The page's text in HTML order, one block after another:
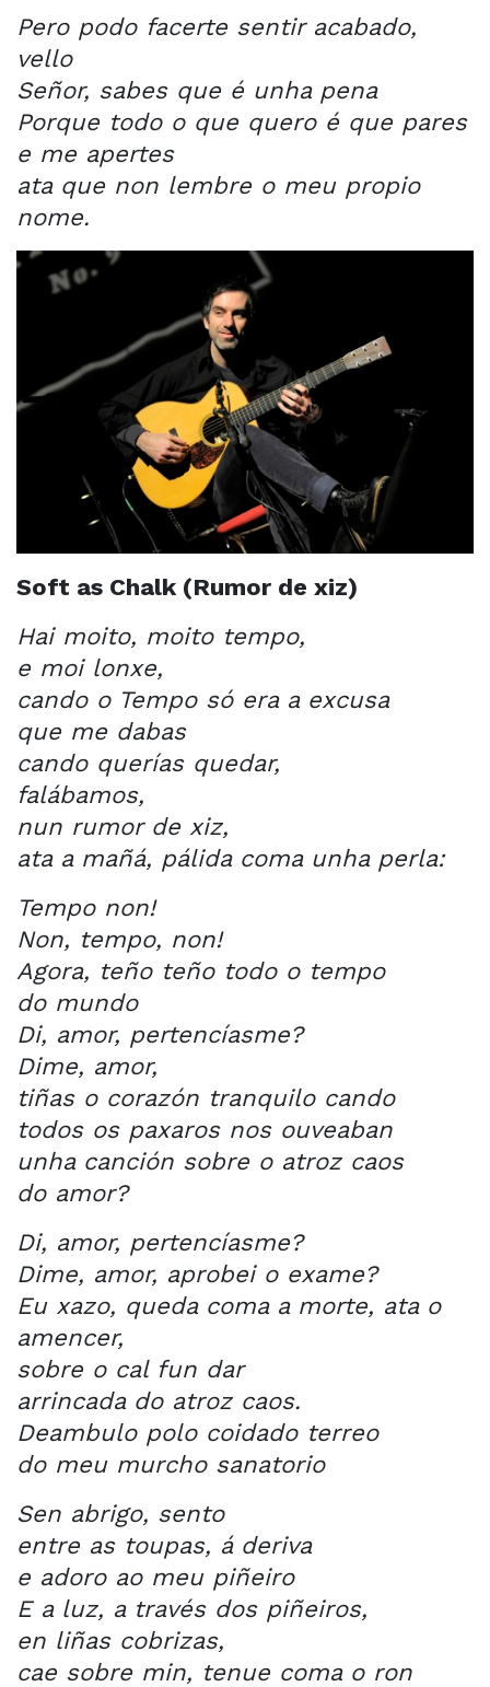
Pero podo facerte sentir acabado,
vello
Señor, sabes que é unha pena
Porque todo o que quero é que pares
e me apertes
ata que non lembre o meu propio
nome.
Soft as Chalk (Rumor de xiz)
Hai moito, moito tempo,
e moi lonxe,
cando o Tempo só era a excusa
que me dabas
cando querías quedar,
falábamos,
nun rumor de xiz,
ata a mañá, pálida coma unha perla:
Tempo non!
Non, tempo, non!
Agora, teño teño todo o tempo
do mundo
Di, amor, pertencíasme?
Dime, amor,
tiñas o corazón tranquilo cando
todos os paxaros nos ouveaban
unha canción sobre o atroz caos
do amor?
Di, amor, pertencíasme?
Dime, amor, aprobei o exame?
Eu xazo, queda coma a morte, ata o
amencer,
sobre o cal fun dar
arrincada do atroz caos.
Deambulo polo coidado terreo
do meu murcho sanatorio
Sen abrigo, sento
entre as toupas, á deriva
e adoro ao meu piñeiro
E a luz, a través dos piñeiros,
en liñas cobrizas,
cae sobre min, tenue coma o ron